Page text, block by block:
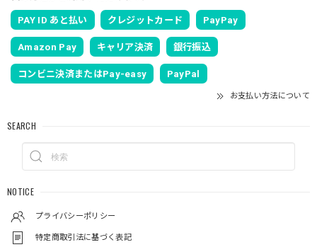
PAY ID あと払い クレジットカード PayPay
Amazon Pay キャリア決済 銀行振込
コンビニ決済またはPay-easy PayPal
お支払い方法について
SEARCH
NOTICE
プライバシーポリシー
特定商取引法に基づく表記